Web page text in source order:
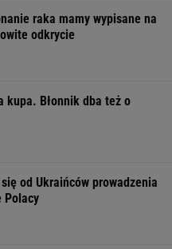
raka mamy wypisane na
odkrycie
kupa. Błonnik dba też o
od Ukraińców prowadzenia
Polacy